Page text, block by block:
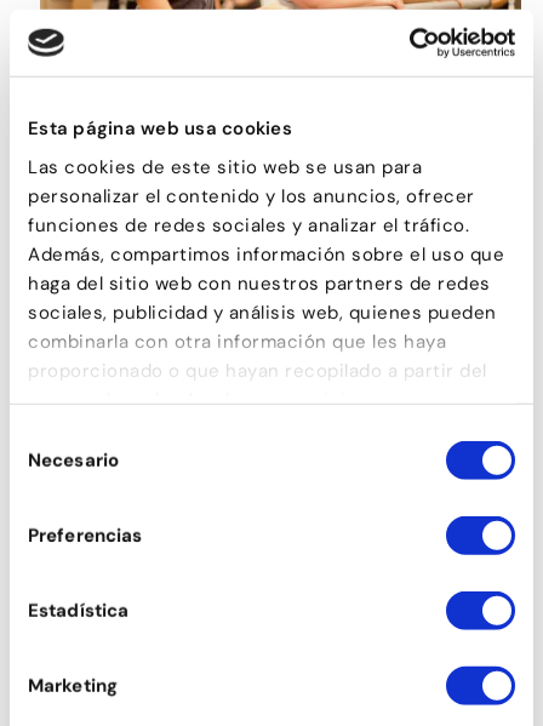
Esta página web usa cookies
Las cookies de este sitio web se usan para
personalizar el contenido y los anuncios, ofrecer
funciones de redes sociales y analizar el tráfico.
Además, compartimos información sobre el uso que
haga del sitio web con nuestros partners de redes
sociales, publicidad y análisis web, quienes pueden
combinarla con otra información que les haya
proporcionado o que hayan recopilado a partir del
uso que haya hecho de sus servicios.
deNecesario
Preferencias
Estadística
Marketing